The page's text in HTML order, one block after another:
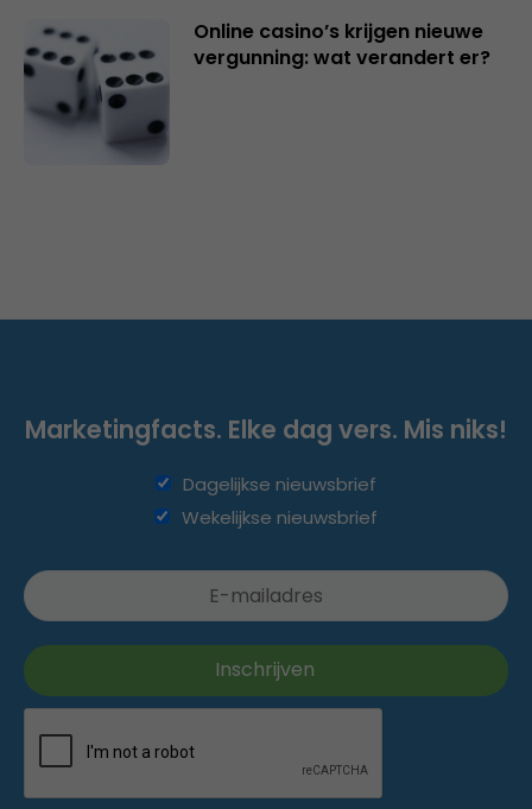
Online casino’s krijgen nieuwe
vergunning: wat verandert er?
Marketingfacts. Elke dag vers. Mis niks!
Dagelijkse nieuwsbrief
Wekelijkse nieuwsbrief